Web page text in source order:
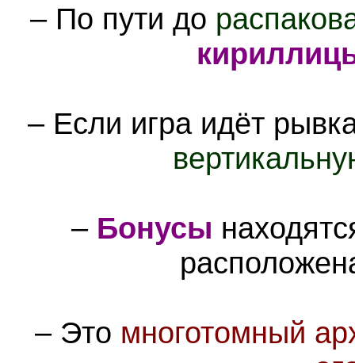
– По пути до
– Если игра идёт
– Бонусы
– Это многотомный